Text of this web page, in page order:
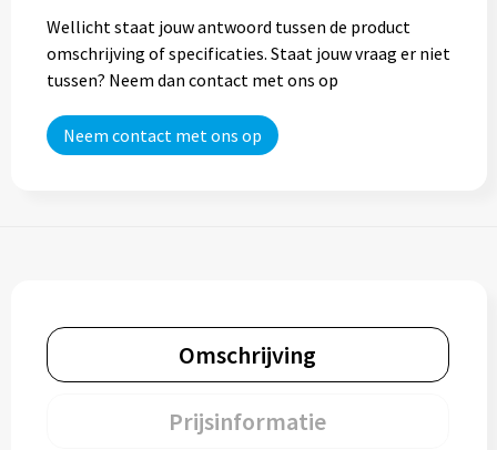
Wellicht staat jouw antwoord tussen de product
omschrijving of specificaties. Staat jouw vraag er niet
tussen? Neem dan contact met ons op
Neem contact met ons op
Omschrijving
Prijsinformatie